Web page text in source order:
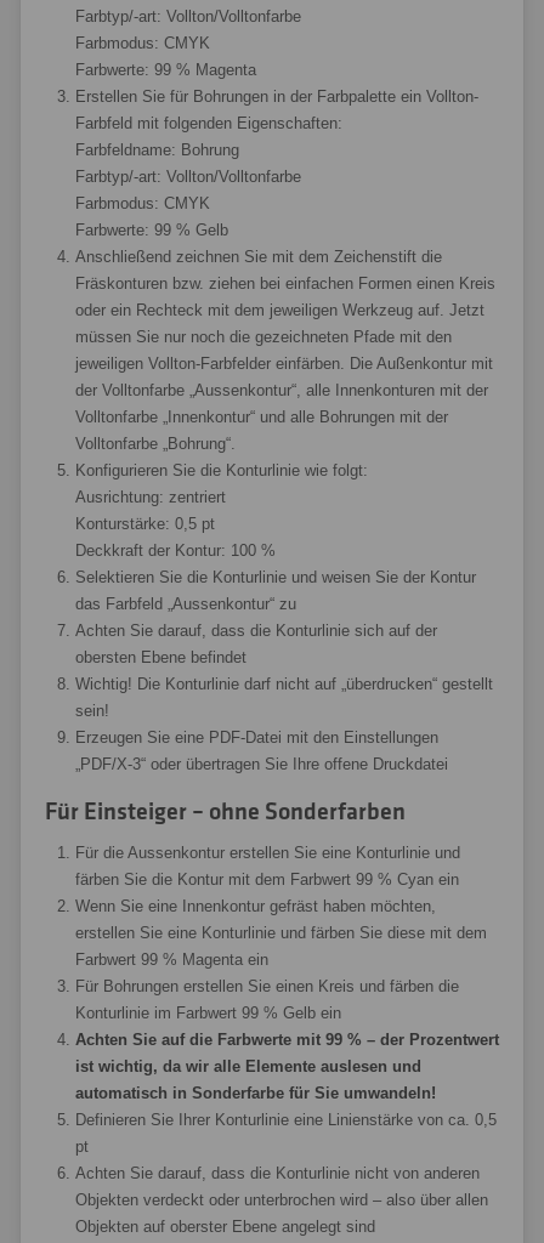
Farbtyp/-art: Vollton/Volltonfarbe
Farbmodus: CMYK
Farbwerte: 99 % Magenta
Erstellen Sie für Bohrungen in der Farbpalette ein Vollton-
Farbfeld mit folgenden Eigenschaften:
Farbfeldname: Bohrung
Farbtyp/-art: Vollton/Volltonfarbe
Farbmodus: CMYK
Farbwerte: 99 % Gelb
Anschließend zeichnen Sie mit dem Zeichenstift die
Fräskonturen bzw. ziehen bei einfachen Formen einen Kreis
oder ein Rechteck mit dem jeweiligen Werkzeug auf. Jetzt
müssen Sie nur noch die gezeichneten Pfade mit den
jeweiligen Vollton-Farbfelder einfärben. Die Außenkontur mit
der Volltonfarbe „Aussenkontur“, alle Innenkonturen mit der
Volltonfarbe „Innenkontur“ und alle Bohrungen mit der
Volltonfarbe „Bohrung“.
Konfigurieren Sie die Konturlinie wie folgt:
Ausrichtung: zentriert
Konturstärke: 0,5 pt
Deckkraft der Kontur: 100 %
Selektieren Sie die Konturlinie und weisen Sie der Kontur
das Farbfeld „Aussenkontur“ zu
Achten Sie darauf, dass die Konturlinie sich auf der
obersten Ebene befindet
Wichtig! Die Konturlinie darf nicht auf „überdrucken“ gestellt
sein!
Erzeugen Sie eine PDF-Datei mit den Einstellungen
„PDF/X-3“ oder übertragen Sie Ihre offene Druckdatei
Für Einsteiger – ohne Sonderfarben
Für die Aussenkontur erstellen Sie eine Konturlinie und
färben Sie die Kontur mit dem Farbwert 99 % Cyan ein
Wenn Sie eine Innenkontur gefräst haben möchten,
erstellen Sie eine Konturlinie und färben Sie diese mit dem
Farbwert 99 % Magenta ein
Für Bohrungen erstellen Sie einen Kreis und färben die
Konturlinie im Farbwert 99 % Gelb ein
Achten Sie auf die Farbwerte mit 99 % – der Prozentwert
ist wichtig, da wir alle Elemente auslesen und
automatisch in Sonderfarbe für Sie umwandeln!
Definieren Sie Ihrer Konturlinie eine Linienstärke von ca. 0,5
pt
Achten Sie darauf, dass die Konturlinie nicht von anderen
Objekten verdeckt oder unterbrochen wird – also über allen
Objekten auf oberster Ebene angelegt sind